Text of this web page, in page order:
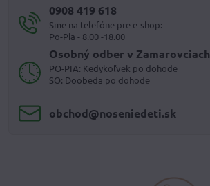
0908 419 618
Sme na telefóne pre e-shop:
Po-Pia - 8.00 -18.00
Osobný odber v Zamarovciach
PO-PIA: Kedykoľvek po dohode
SO: Doobeda po dohode
obchod​@noseniedeti​.sk